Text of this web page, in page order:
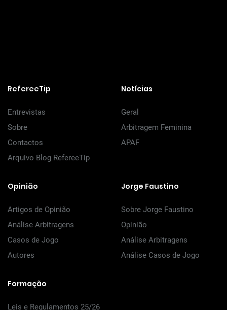
RefereeTip
Entrevistas
Sobre
Contactos
Arquivo Blog RefereeTip
Notícias
Geral
Arbitragem Feminina
APAF
Opinião
Artigos de Opinião
Análise Arbitragens
Casos de Jogo
Autores
Jorge Faustino
Sobre Jorge Faustino
Opinião
Análise Arbitragens
Análise Casos de Jogo
Formação
Leis e Regulamentos 25/26